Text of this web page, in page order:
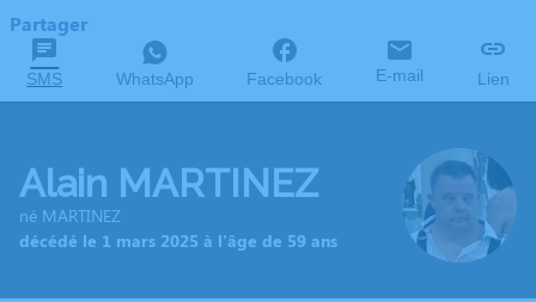
Partager
SMS WhatsApp Facebook E-mail Lien
Alain MARTINEZ
né MARTINEZ
décédé le 1 mars 2025 à l'âge de 59 ans